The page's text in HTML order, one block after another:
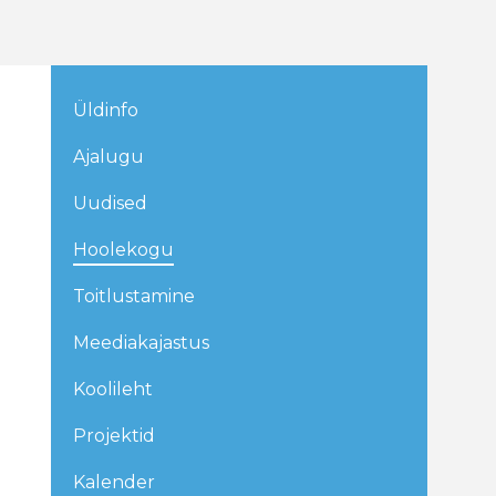
Üldinfo
Ajalugu
Uudised
Hoolekogu
Toitlustamine
Meediakajastus
Koolileht
Projektid
Kalender